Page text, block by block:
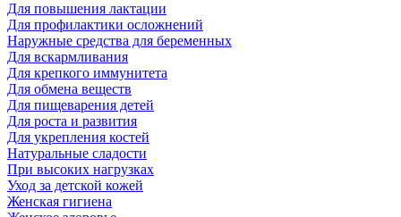
Для повышения лактации
Для профилактики осложнений
Наружные средства для беременных
Для вскармливания
Для крепкого иммунитета
Для обмена веществ
Для пищеварения детей
Для роста и развития
Для укрепления костей
Натуральные сладости
При высоких нагрузках
Уход за детской кожей
Женская гигиена